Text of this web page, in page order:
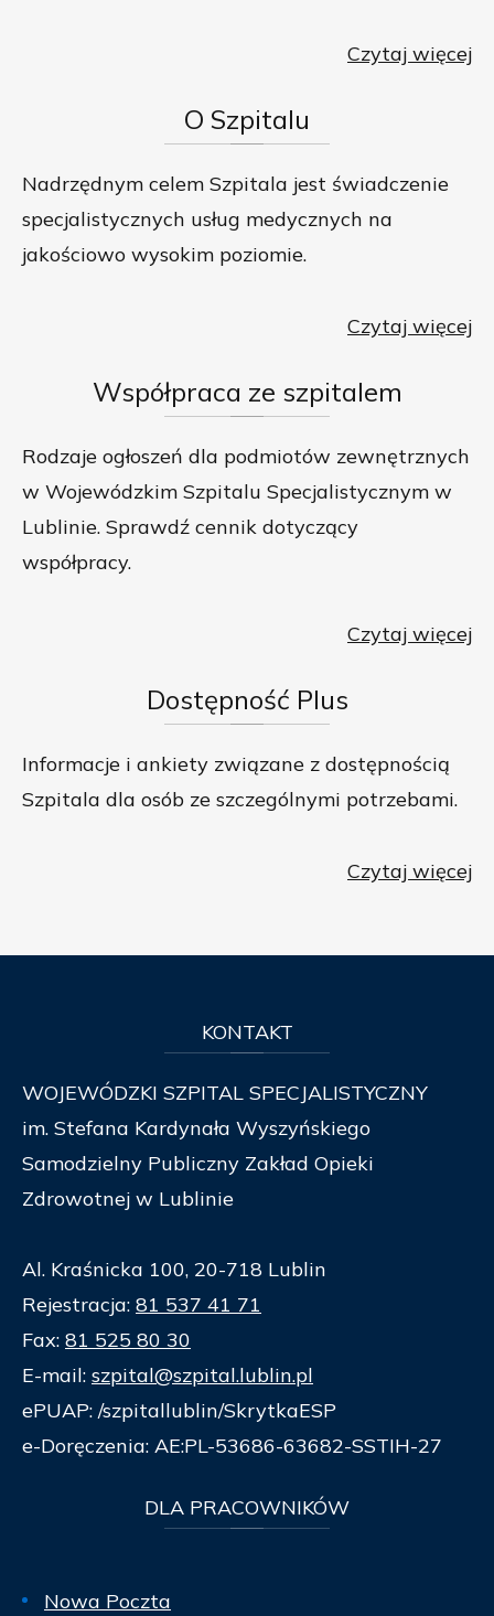
Czytaj więcej
O Szpitalu
Nadrzędnym celem Szpitala jest świadczenie
specjalistycznych usług medycznych na
jakościowo wysokim poziomie.
Czytaj więcej
Współpraca ze szpitalem
Rodzaje ogłoszeń dla podmiotów zewnętrznych
w Wojewódzkim Szpitalu Specjalistycznym w
Lublinie. Sprawdź cennik dotyczący
współpracy.
Czytaj więcej
Dostępność Plus
Informacje i ankiety związane z dostępnością
Szpitala dla osób ze szczególnymi potrzebami.
Czytaj więcej
KONTAKT
WOJEWÓDZKI SZPITAL SPECJALISTYCZNY
im. Stefana Kardynała Wyszyńskiego
Samodzielny Publiczny Zakład Opieki
Zdrowotnej w Lublinie
Al. Kraśnicka 100, 20-718 Lublin
Rejestracja: 81 537 41 71
Fax: 81 525 80 30
E-mail: szpital@szpital.lublin.pl
ePUAP: /szpitallublin/SkrytkaESP
e-Doręczenia: AE:PL-53686-63682-SSTIH-27
DLA PRACOWNIKÓW
Nowa Poczta